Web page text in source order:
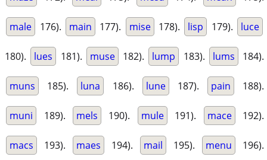
male 176). main 177). mise 178). lisp 179). luce
180). lues 181). muse 182). lump 183). lums 184).
muns 185). luna 186). lune 187). pain 188).
muni 189). mels 190). mule 191). mace 192).
macs 193). maes 194). mail 195). menu 196).